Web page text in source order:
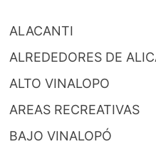
ALACANTI
ALREDEDORES DE
ALTO VINALOPO
AREAS RECREATIVAS
BAJO VINALOPÓ